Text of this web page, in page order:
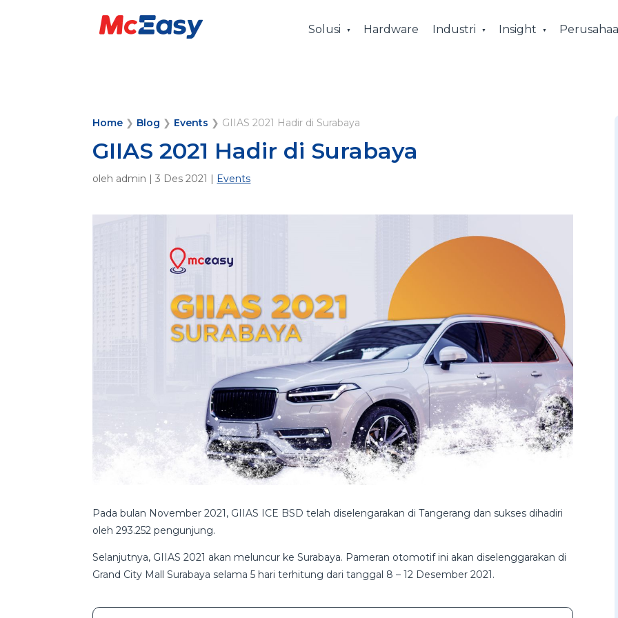
Solusi Hardware Industri Insight
Home ❯ Blog ❯ Events ❯ GIIAS 2021 Hadir di Surabaya
GIIAS 2021 Hadir di Surabaya
oleh admin |3 Des 2021 | Events
Pada bulan November 2021, GIIAS ICE BSD telah diselengarakan di Tangerang dan sukses dihadiri
oleh 293.252 pengunjung.
Selanjutnya, GIIAS 2021 akan meluncur ke Surabaya. Pameran otomotif ini akan diselenggarakan di
Grand City Mall Surabaya selama 5 hari terhitung dari tanggal 8 – 12 Desember 2021.